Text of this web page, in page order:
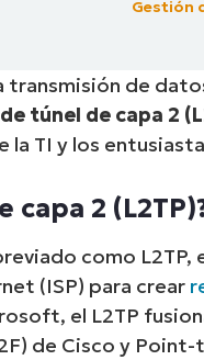
Gestión
de
túnel de capa 2
TI y los
2
como
(ISP) para crear
el L2TP
de Cisco y